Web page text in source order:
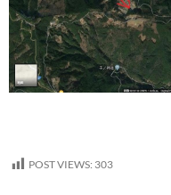
POST VIEWS: 303